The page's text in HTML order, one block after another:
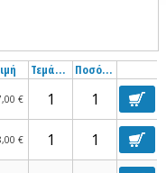
Τεμάχια Ποσότητα
€
€